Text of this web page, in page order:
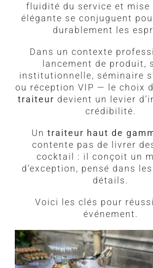
fluidité du service et mise
élégante se conjuguent
durablement les
Dans un contexte
lancement de produit,
institutionnelle, séminaire
ou réception VIP — le choix
traiteur devient un levier
crédibilité.
Un traiteur haut de
contente pas de livrer
cocktail : il conçoit un
d’exception, pensé dans
détails.
Voici les clés pour
événement.